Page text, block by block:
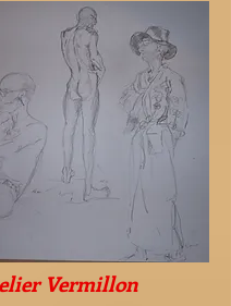
Vermillon